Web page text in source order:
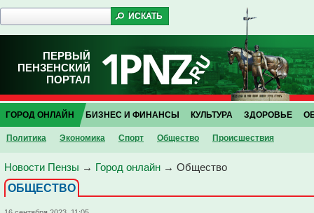
ПЕРВЫЙ
ПЕНЗЕНСКИЙ
ПОРТАЛ
ГОРОД ОНЛАЙН
Политика Экономика Спорт Общество Проиcшествия
БИЗНЕС И ФИНАНСЫ КУЛЬТУРА ЗДОРОВЬЕ
Новости Пензы → Город онлайн → Общество
ОБЩЕСТВО